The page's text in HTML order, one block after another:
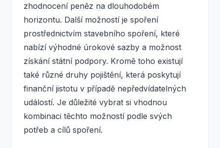
zhodnocení peněz na dlouhodobém
horizontu. Další možností je spoření
prostřednictvím stavebního spoření, které
nabízí výhodné úrokové sazby a možnost
získání státní podpory. Kromě toho existují
také různé druhy pojištění, která poskytují
finanční jistotu v případě nepředvídatelných
událostí. Je důležité vybrat si vhodnou
kombinaci těchto možností podle svých
potřeb a cílů spoření.